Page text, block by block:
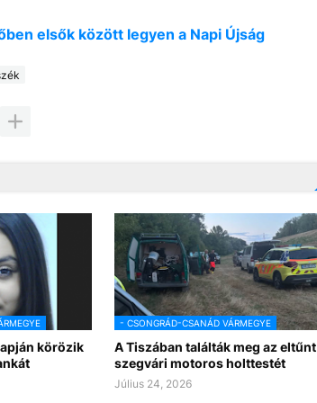
elsők között legyen a Napi Újság
körözik
- CSONGRÁD-CSANÁD VÁRMEGYE
A Tiszában találták meg az eltűnt
szegvári motoros holttestét
Július 24, 2026